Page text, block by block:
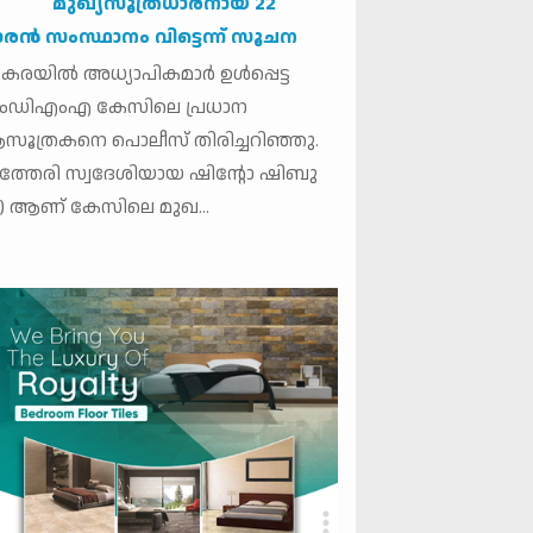
സംസ്ഥാനം വിട്ടെന്ന് സൂചന
അധ്യാപികമാര്‍ ഉള്‍പ്പെട്ട
കേസിലെ പ്രധാന
പൊലീസ് തിരിച്ചറിഞ്ഞു.
സ്വദേശിയായ ഷിന്റോ ഷിബു
ആണ് കേസിലെ മുഖ...